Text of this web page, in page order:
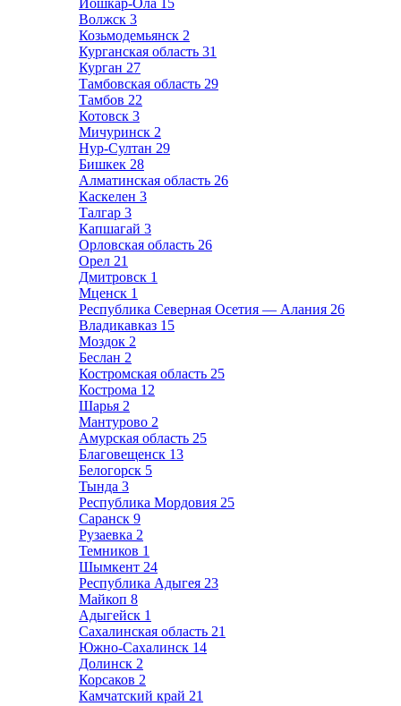
Йошкар-Ола 15
Волжск 3
Козьмодемьянск 2
Курганская область 31
Курган 27
Тамбовская область 29
Тамбов 22
Котовск 3
Мичуринск 2
Нур-Султан 29
Бишкек 28
Алматинская область 26
Каскелен 3
Талгар 3
Капшагай 3
Орловская область 26
Орел 21
Дмитровск 1
Мценск 1
Республика Северная Осетия — Алания 26
Владикавказ 15
Моздок 2
Беслан 2
Костромская область 25
Кострома 12
Шарья 2
Мантурово 2
Амурская область 25
Благовещенск 13
Белогорск 5
Тында 3
Республика Мордовия 25
Саранск 9
Рузаевка 2
Темников 1
Шымкент 24
Республика Адыгея 23
Майкоп 8
Адыгейск 1
Сахалинская область 21
Южно-Сахалинск 14
Долинск 2
Корсаков 2
Камчатский край 21